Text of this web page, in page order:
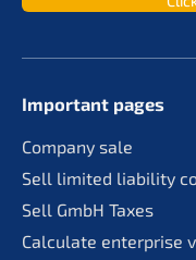
Important pages
Compa­ny sale
Sell limit­ed liabi­li­ty
Sell GmbH Taxes
Calcu­la­te enter­pri­se